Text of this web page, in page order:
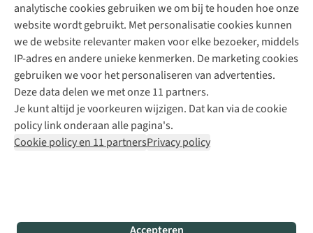
analytische cookies gebruiken we om bij te houden hoe onze
website wordt gebruikt. Met personalisatie cookies kunnen
we de website relevanter maken voor elke bezoeker, middels
IP-adres en andere unieke kenmerken. De marketing cookies
gebruiken we voor het personaliseren van advertenties.
Deze data delen we met onze 11 partners.
Je kunt altijd je voorkeuren wijzigen. Dat kan via de cookie
policy link onderaan alle pagina's.
Cookie policy en 11 partnersPrivacy policy
Contactformulier